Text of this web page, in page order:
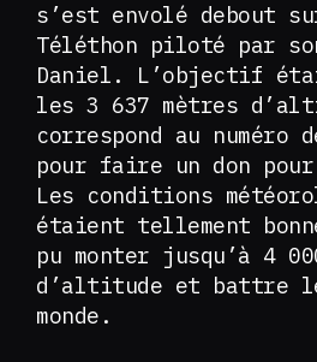
s’est envolé debout
Téléthon piloté par
Daniel. L’objectif
les 3 637 mètres
correspond au numéro
pour faire un don
Les conditions
étaient tellement
pu monter jusqu’à 4
d’altitude et battre
monde.